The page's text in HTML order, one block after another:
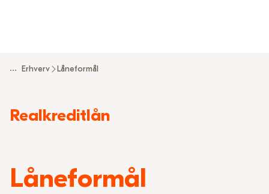
... Erhverv Låneformål
Read
Realkreditlån
Låneformål